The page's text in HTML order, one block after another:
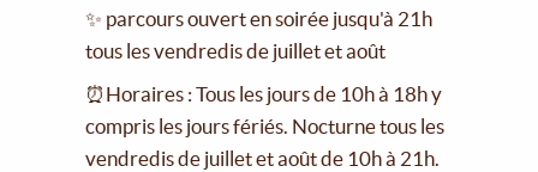
✨ parcours ouvert en soirée jusqu'à 21h
tous les vendredis de juillet et août
⏰Horaires : Tous les jours de 10h à 18h y
compris les jours fériés. Nocturne tous les
vendredis de juillet et août de 10h à 21h.